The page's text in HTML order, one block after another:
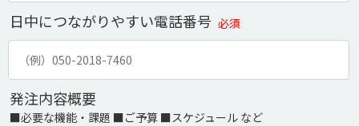
日中につながりやすい電話番号 必須
発注内容概要
■必要な機能・課題 ■ご予算 ■スケジュール など